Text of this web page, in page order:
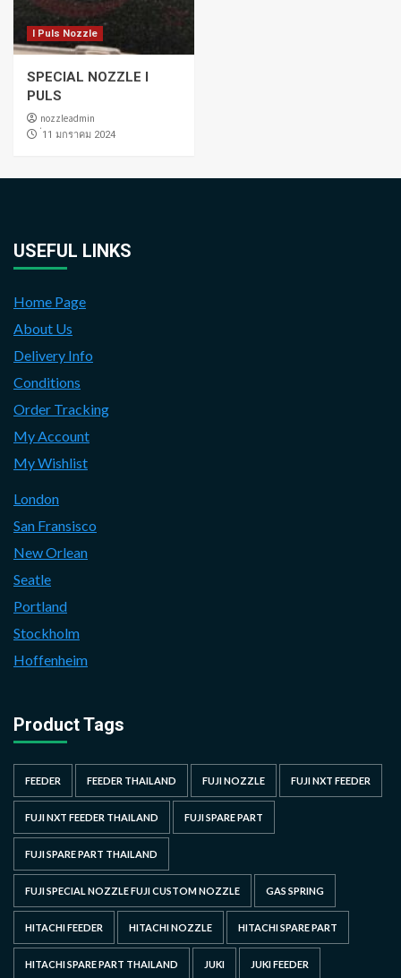
I Puls Nozzle
SPECIAL NOZZLE I
PULS
nozzleadmin
่11 มกราคม 2024
USEFUL LINKS
Home Page
About Us
Delivery Info
Conditions
Order Tracking
My Account
My Wishlist
London
San Fransisco
New Orlean
Seatle
Portland
Stockholm
Hoffenheim
Product Tags
FEEDER FEEDER THAILAND FUJI NOZZLE FUJI NXT FEEDER
FUJI NXT FEEDER THAILAND FUJI SPARE PART
FUJI SPARE PART THAILAND
FUJI SPECIAL NOZZLE FUJI CUSTOM NOZZLE GAS SPRING
HITACHI FEEDER HITACHI NOZZLE HITACHI SPARE PART
HITACHI SPARE PART THAILAND JUKI JUKI FEEDER